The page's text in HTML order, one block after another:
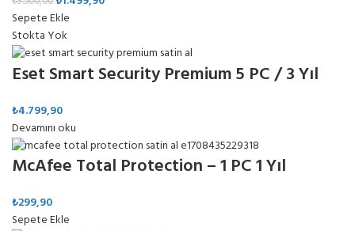
Sepete Ekle
Stokta Yok
Eset Smart Security Premium 5 PC / 3 Yıl
₺4.799,90
Devamını oku
McAfee Total Protection – 1 PC 1 Yıl
₺299,90
Sepete Ekle